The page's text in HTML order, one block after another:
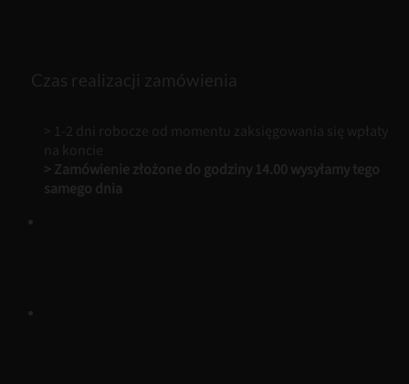
ml
Perfumy
Czas realizacji zamówienia
> 1-2 dni robocze od momentu zaksięgowania się wpłaty
na koncie
> Zamówienie złożone do godziny 14.00 wysyłamy tego
samego dnia